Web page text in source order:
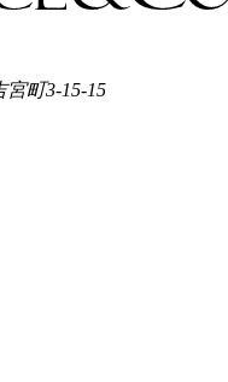
宮町3-15-15